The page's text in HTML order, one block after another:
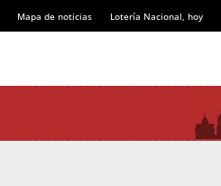
Mapa de noticias Lotería Nacional, hoy